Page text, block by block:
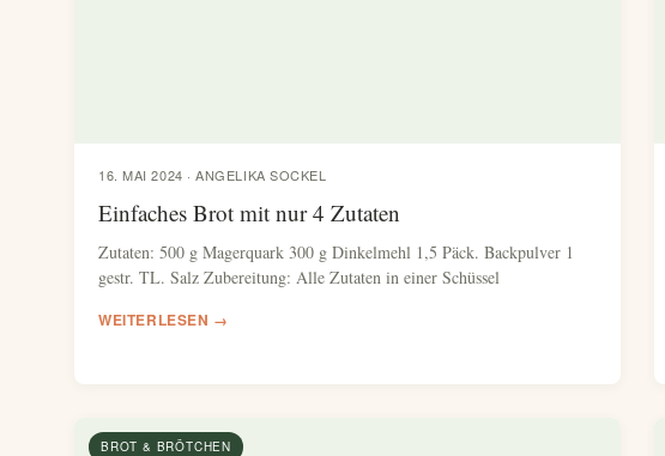
16. MAI 2024 · ANGELIKA SOCKEL
Einfaches Brot mit nur 4 Zutaten
Zutaten: 500 g Magerquark 300 g Dinkelmehl 1,5 Päck. Backpulver 1
gestr. TL. Salz Zubereitung: Alle Zutaten in einer Schüssel
WEITERLESEN →
BROT & BRÖTCHEN